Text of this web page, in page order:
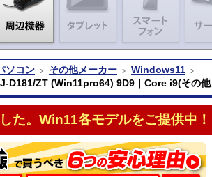
ソコン その他メーカー
Windows11
D181/ZT (Win11pro64) 9D9｜Core i9(その
た。Win11各モデルをご提供中！